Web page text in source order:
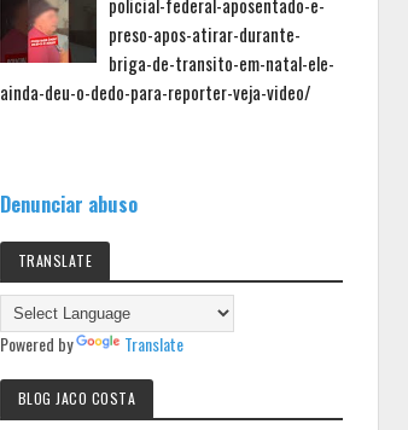
preso-apos-atirar-durante-
briga-de-transito-em-natal-ele-
ainda-deu-o-dedo-para-reporter-veja-video/
Denunciar abuso
TRANSLATE
Powered by Translate
BLOG JACO COSTA